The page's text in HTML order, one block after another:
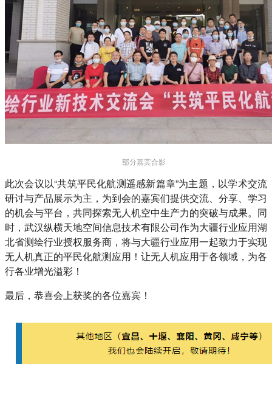
部分嘉宾合影
此次会议以“共筑平民化航测遥感新篇章”为主题，以学术交流
研讨与产品展示为主，为到会的嘉宾们提供交流、分享、学习
的机会与平台，共同探索无人机空中生产力的突破与成果。同
时，武汉纵横天地空间信息技术有限公司作为大疆行业应用湖
北省测绘行业授权服务商，将与大疆行业应用一起致力于实现
无人机真正的平民化航测应用！让无人机应用于各领域，为各
行各业增光溢彩！
最后，恭喜会上获奖的各位嘉宾！